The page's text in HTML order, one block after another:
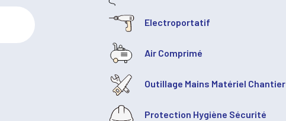
Electroportatif
Air Comprimé
Outillage Mains Matériel Chantier
Protection Hygiène Sécurité